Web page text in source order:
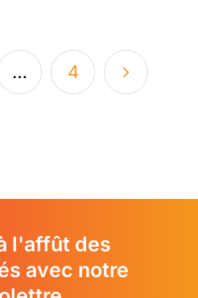
… 4
l'affût des
avec notre